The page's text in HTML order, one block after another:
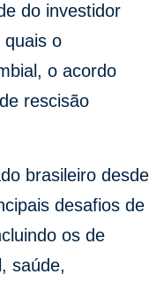
do investidor
quais o
o acordo
rescisão
brasileiro desde
desafios de
os de
saúde,